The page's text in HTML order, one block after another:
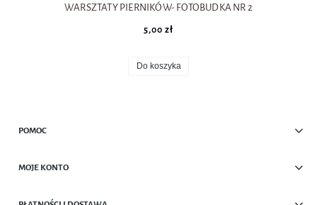
WARSZTATY PIERNIKÓW- FOTOBUDKA NR 2
5,00 zł
Do koszyka
POMOC
MOJE KONTO